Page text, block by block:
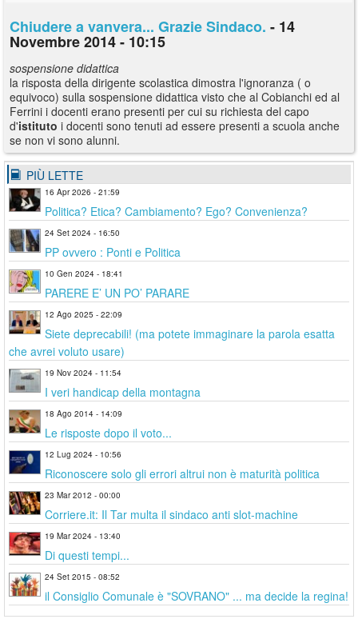
Chiudere a vanvera... Grazie Sindaco. - 14
Novembre 2014 - 10:15
sospensione didattica
la risposta della dirigente scolastica dimostra l'ignoranza ( o
equivoco) sulla sospensione didattica visto che al Cobianchi ed al
Ferrini i docenti erano presenti per cui su richiesta del capo
d'istituto i docenti sono tenuti ad essere presenti a scuola anche
se non vi sono alunni.
PIÙ LETTE
16 Apr 2026 - 21:59
Politica? Etica? Cambiamento? Ego? Convenienza?
24 Set 2024 - 16:50
PP ovvero : Ponti e Politica
10 Gen 2024 - 18:41
PARERE E’ UN PO’ PARARE
12 Ago 2025 - 22:09
Siete deprecabili! (ma potete immaginare la parola esatta
che avrei voluto usare)
19 Nov 2024 - 11:54
I veri handicap della montagna
18 Ago 2014 - 14:09
Le risposte dopo il voto...
12 Lug 2024 - 10:56
Riconoscere solo gli errori altrui non è maturità politica
23 Mar 2012 - 00:00
Corriere.it: Il Tar multa il sindaco anti slot-machine
19 Mar 2024 - 13:40
Di questi tempi...
24 Set 2015 - 08:52
il Consiglio Comunale è "SOVRANO" ... ma decide la regina!